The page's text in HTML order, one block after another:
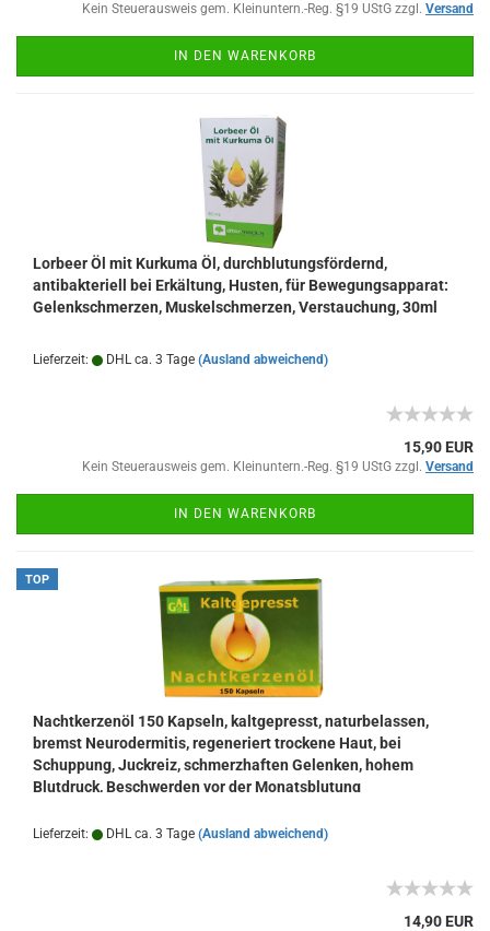
Kein Steuerausweis gem. Kleinuntern.-Reg. §19 UStG zzgl. Versand
IN DEN WARENKORB
Lorbeer Öl mit Kurkuma Öl, durchblutungsfördernd,
antibakteriell bei Erkältung, Husten, für Bewegungsapparat:
Gelenkschmerzen, Muskelschmerzen, Verstauchung, 30ml
Lieferzeit: DHL ca. 3 Tage (Ausland abweichend)
15,90 EUR
Kein Steuerausweis gem. Kleinuntern.-Reg. §19 UStG zzgl. Versand
IN DEN WARENKORB
TOP
Nachtkerzenöl 150 Kapseln, kaltgepresst, naturbelassen,
bremst Neurodermitis, regeneriert trockene Haut, bei
Schuppung, Juckreiz, schmerzhaften Gelenken, hohem
Blutdruck, Beschwerden vor der Monatsblutung
Lieferzeit: DHL ca. 3 Tage (Ausland abweichend)
14,90 EUR